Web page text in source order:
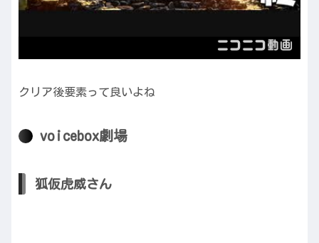
クリア後要素って良いよね
voicebox劇場
狐仮虎威さん